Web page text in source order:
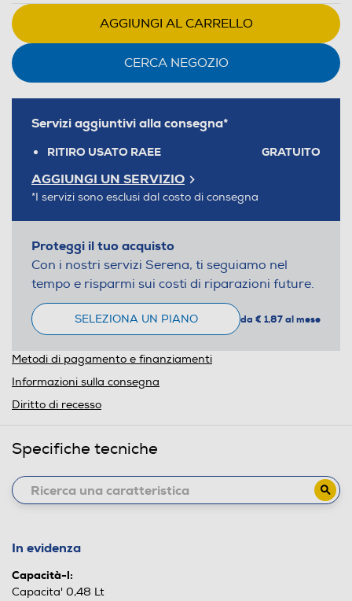
AGGIUNGI AL CARRELLO
CERCA NEGOZIO
Servizi aggiuntivi alla consegna*
RITIRO USATO RAEE GRATUITO
AGGIUNGI UN SERVIZIO
*I servizi sono esclusi dal costo di consegna
Proteggi il tuo acquisto
Con i nostri servizi Serena, ti seguiamo nel
tempo e risparmi sui costi di riparazioni future.
SELEZIONA UN PIANO da € 1,87 al mese
Metodi di pagamento e finanziamenti
Informazioni sulla consegna
Diritto di recesso
Specifiche tecniche
In evidenza
Capacità-l:
Capacita' 0,48 Lt